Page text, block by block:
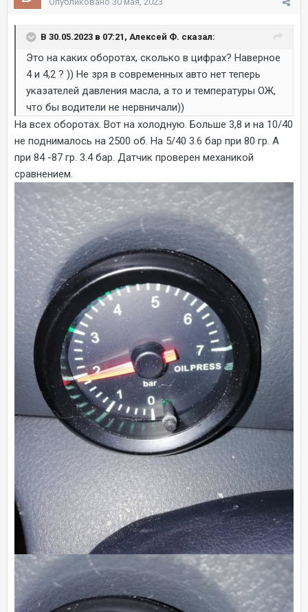
В 30.05.2023 в 07:21, Алексей Ф. сказал:
Это на каких оборотах, сколько в цифрах? Наверное
4 и 4,2 ? )) Не зря в современных авто нет теперь
указателей давления масла, а то и температуры ОЖ,
что бы водители не нервничали))
На всех оборотах. Вот на холодную. Больше 3,8 и на 10/40
не поднималось на 2500 об. На 5/40 3.6 бар при 80 гр. А
при 84 -87 гр. 3.4 бар. Датчик проверен механикой
сравнением.